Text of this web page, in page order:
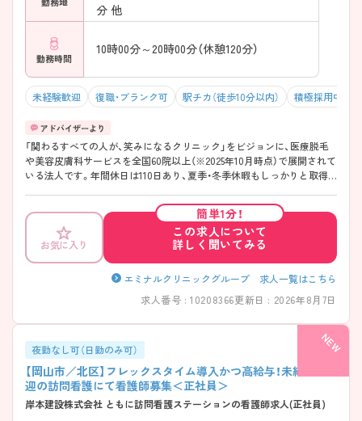
分 他
勤務時間
10時00分～20時00分（休憩120分）
未経験歓迎 復職・ブランク可 駅チカ（徒歩10分以内） 積極採用中
「関わるすべての人が、笑みになるクリニック」をビジョンに、医療脱毛
や美容皮膚科サービスを全国60院以上（※2025年10月時点）で展開されて
いる法人です。年間休日は110日あり、夏季・冬季休暇もしっかりと取得
スタッフの8割以上が美容業界未経験からスタートしており、入職後は動
画研修や先輩によるマンツーマンの指導など、約1～2ヶ月かけてじっく
り学べる教育体制が整っています。産休・育休の取得・復帰実績も豊富
で、ライフステージの変化に合わせて長く安心してキャリアを築きたい
方にもおすすめです。さらに、最大90％OFFの職員割引制度や社員旅行
といった嬉しい福利厚生も充実しています。美容に興味があり、資格を
ある方は詳細等をお伝えしますので、お気軽にお問い合わせください。
お気に入り
簡単1分！
この求人について
詳しく聞いてみる
エミナルクリニックグループ 求人一覧はこちら
求人番号 : 10208366更新日 : 2026年8月7日
夜勤なし可（日勤のみ可）
【岡山市／北区】フレックスタイム導入かつ高給与！未経験歓
迎の訪問看護にて看護師募集＜正社員＞
岸本建設株式会社 ともに訪問看護ステーションの看護師求人(正社員)